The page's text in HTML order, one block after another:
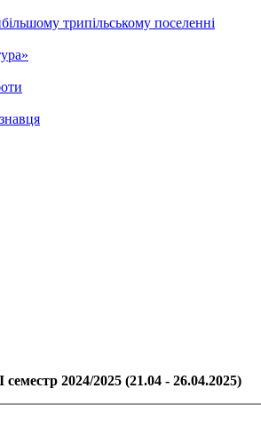
трипільському поселенні
2024/2025 (21.04 - 26.04.2025)